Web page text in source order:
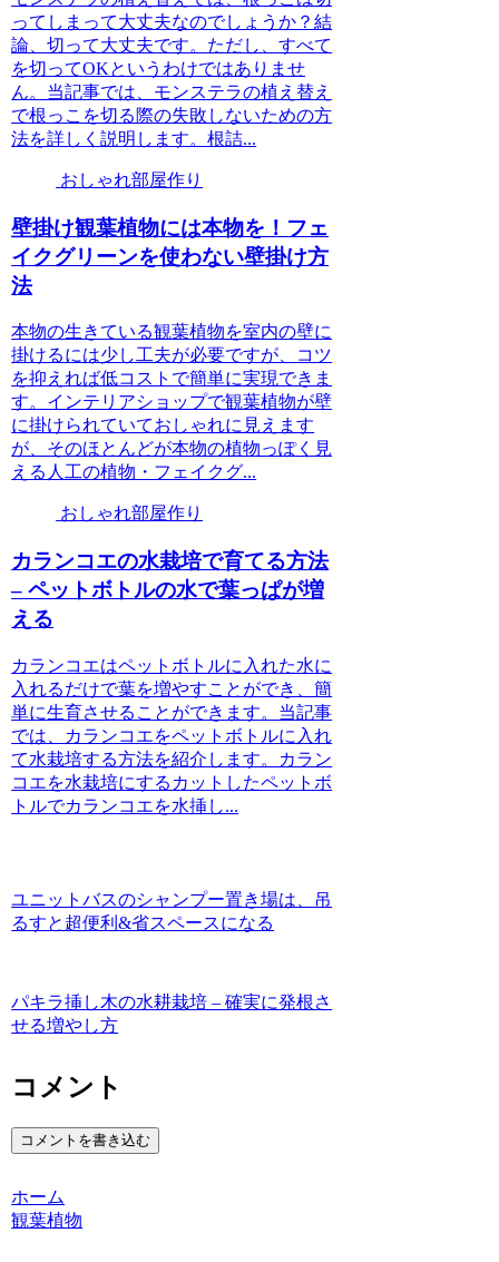
ってしまって大丈夫なのでしょうか？結
論、切って大丈夫です。ただし、すべて
を切ってOKというわけではありませ
ん。当記事では、モンステラの植え替え
で根っこを切る際の失敗しないための方
法を詳しく説明します。根詰...
おしゃれ部屋作り
壁掛け観葉植物には本物を！フェ
イクグリーンを使わない壁掛け方
法
本物の生きている観葉植物を室内の壁に
掛けるには少し工夫が必要ですが、コツ
を抑えれば低コストで簡単に実現できま
す。インテリアショップで観葉植物が壁
に掛けられていておしゃれに見えます
が、そのほとんどが本物の植物っぽく見
える人工の植物・フェイクグ...
おしゃれ部屋作り
カランコエの水栽培で育てる方法
– ペットボトルの水で葉っぱが増
える
カランコエはペットボトルに入れた水に
入れるだけで葉を増やすことができ、簡
単に生育させることができます。当記事
では、カランコエをペットボトルに入れ
て水栽培する方法を紹介します。カラン
コエを水栽培にするカットしたペットボ
トルでカランコエを水挿し...
ユニットバスのシャンプー置き場は、吊
るすと超便利&省スペースになる
パキラ挿し木の水耕栽培 – 確実に発根さ
せる増やし方
コメント
コメントを書き込む
ホーム
観葉植物